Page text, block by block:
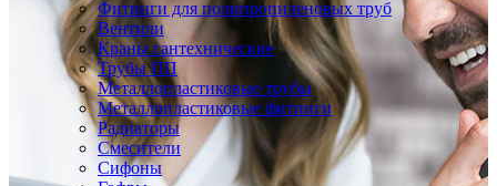
Фитинги для полипропиленовых труб
Вентили
Краны сантехнические
Трубы ПП
Металлопластиковые трубы
Металлопластиковые фитинги
Радиаторы
Смесители
Сифоны